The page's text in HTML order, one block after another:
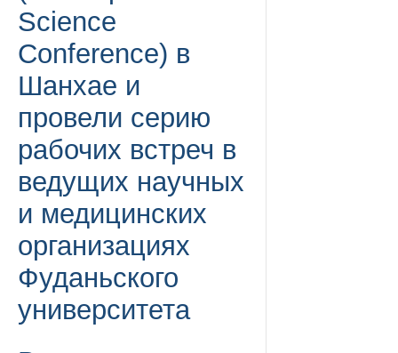
Science
Conference) в
Шанхае и
провели серию
рабочих встреч в
ведущих научных
и медицинских
организациях
Фуданьского
университета